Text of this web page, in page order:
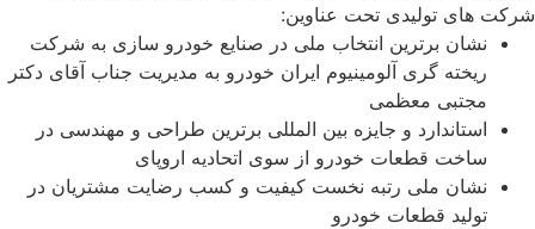
شرکت های تولیدی تحت عناوین:
نشان برترین انتخاب ملی در صنایع خودرو سازی به شرکت
ریخته گری آلومینیوم ایران خودرو به مدیریت جناب آقای دکتر
مجتبی معظمی
استاندارد و جایزه بین المللی برترین طراحی و مهندسی در
ساخت قطعات خودرو از سوی اتحادیه اروپای
نشان ملی رتبه نخست کیفیت و کسب رضایت مشتریان در
تولید قطعات خودرو